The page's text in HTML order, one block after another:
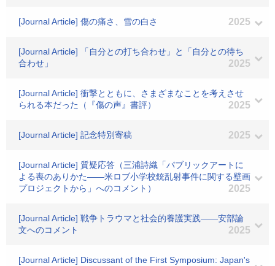
[Journal Article] 傷の痛さ、雪の白さ 2025
[Journal Article] 「自分との打ち合わせ」と「自分との待ち
合わせ」
2025
[Journal Article] 衝撃とともに、さまざまなことを考えさせ
られる本だった（『傷の声』書評）
2025
[Journal Article] 記念特別寄稿 2025
[Journal Article] 質疑応答（三浦詩織「パブリックアートに
よる喪のありかた――米ロブ小学校銃乱射事件に関する壁画
プロジェクトから」へのコメント）
2025
[Journal Article] 戦争トラウマと社会的養護実践――安部論
文へのコメント
2025
[Journal Article] Discussant of the First Symposium: Japan's